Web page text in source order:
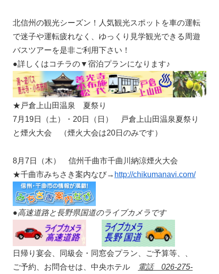
北信州の観光シーズン！人気観光スポットを車の運転
で迷子や運転疲れなく、ゆっくり見学観光できる周遊
バスツアーを是非ご利用下さい！
●詳しくはコチラの▼宿泊プランになります♪
★戸倉上山田温泉 夏祭り
7月19日（土）・20日（日） 戸倉上山田温泉夏祭り
と煙火大会 （煙火大会は20日のみです）
8月7日（木） 信州千曲市千曲川納涼煙火大会
★千曲市みちさき案内なび→ http://chikumanavi.com/
●高速道路と長野県国道のライブカメラです
日帰り宴会、同級会・同窓会プラン、ご予算等、、
ご予約、お問合せは、中央ホテル
電話 026-275-